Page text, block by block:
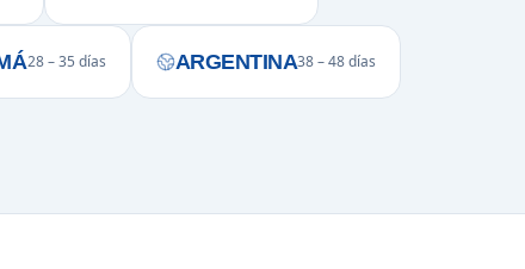
28 – 35 días ARGENTINA38 – 48 días